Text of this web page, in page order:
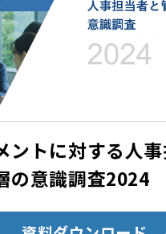
ントに対する人
の意識調査2024